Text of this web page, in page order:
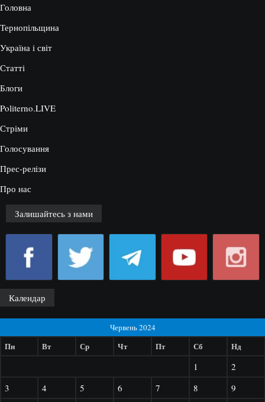
Головна
Тернопільщина
Україна і світ
Статті
Блоги
Politerno.LIVE
Стріми
Голосування
Прес-релізи
Про нас
Залишайтесь з нами
Календар
Червень 2024
Пн Вт Ср Чт Пт Сб Нд
1
2
3
4 5 6 7 8 9